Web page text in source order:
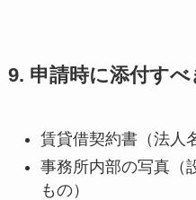
9. 申請時に添付す
賃貸借契約書（法人
事務所内部の写真（
もの）